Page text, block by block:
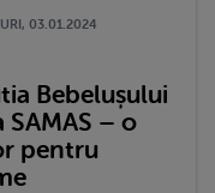
03.01.2024
Bebelușului
SAMAS – o
pentru